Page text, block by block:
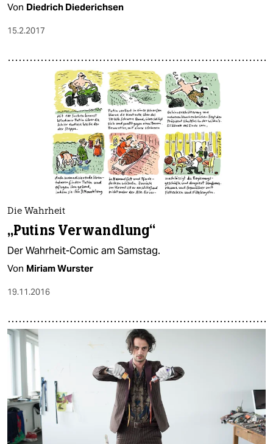
Von Diedrich Diederichsen
15.2.2017
Die Wahrheit
„Putins Verwandlung“
Der Wahrheit-Comic am Samstag.
Von Miriam Wurster
19.11.2016